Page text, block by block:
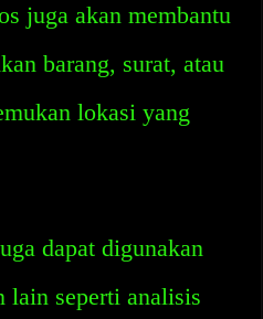
juga akan membantu
barang, surat, atau
lokasi yang
dapat digunakan
lain seperti analisis